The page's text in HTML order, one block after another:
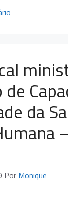
da
–
Por Monique